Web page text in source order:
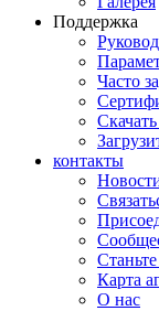
Поддержка
Часто
контакты
Карта
О нас